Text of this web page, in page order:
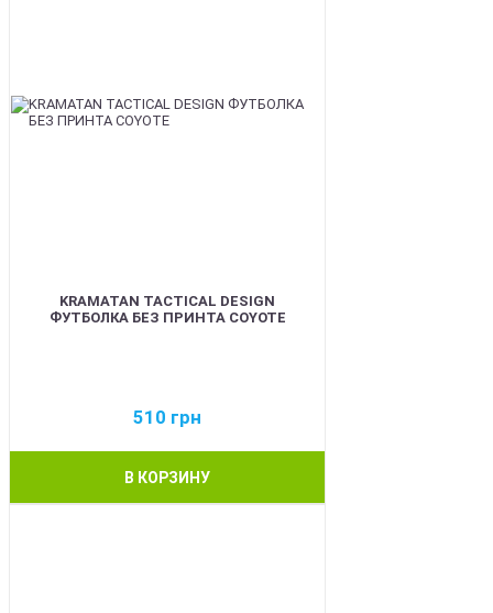
KRAMATAN TACTICAL DESIGN
ФУТБОЛКА БЕЗ ПРИНТА COYOTE
510 грн
В КОРЗИНУ